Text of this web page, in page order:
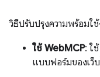
วิธีปรับปรุงความพร้อมใ
ใช้ WebMCP: ใ
แบบฟอร์มของเว็